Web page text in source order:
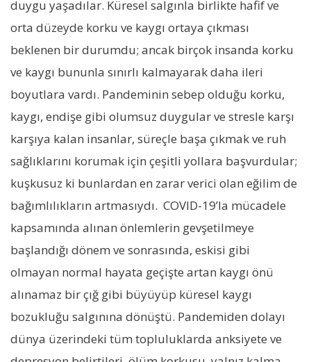
duygu yaşadılar. Küresel salgınla birlikte hafif ve
orta düzeyde korku ve kaygı ortaya çıkması
beklenen bir durumdu; ancak birçok insanda korku
ve kaygı bununla sınırlı kalmayarak daha ileri
boyutlara vardı. Pandeminin sebep olduğu korku,
kaygı, endişe gibi olumsuz duygular ve stresle karşı
karşıya kalan insanlar, süreçle başa çıkmak ve ruh
sağlıklarını korumak için çeşitli yollara başvurdular;
kuşkusuz ki bunlardan en zarar verici olan eğilim de
bağımlılıkların artmasıydı. COVID-19’la mücadele
kapsamında alınan önlemlerin gevşetilmeye
başlandığı dönem ve sonrasında, eskisi gibi
olmayan normal hayata geçişte artan kaygı önü
alınamaz bir çığ gibi büyüyüp küresel kaygı
bozukluğu salgınına dönüştü. Pandemiden dolayı
dünya üzerindeki tüm topluluklarda anksiyete ve